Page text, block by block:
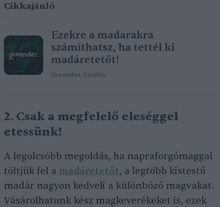
Cikkajánló
Ezekre a madarakra
számíthatsz, ha tettél ki
madáretetőt!
Greendex Szemle
2. Csak a megfelelő eleséggel
etessünk!
A legolcsóbb megoldás, ha napraforgómaggal
töltjük fel a madáretetőt, a legtöbb kistestű
madár nagyon kedveli a különböző magvakat.
Vásárolhatunk kész magkeverékeket is, ezek